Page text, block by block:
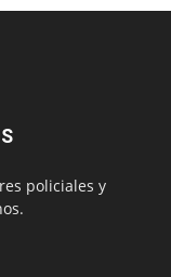
policiales y